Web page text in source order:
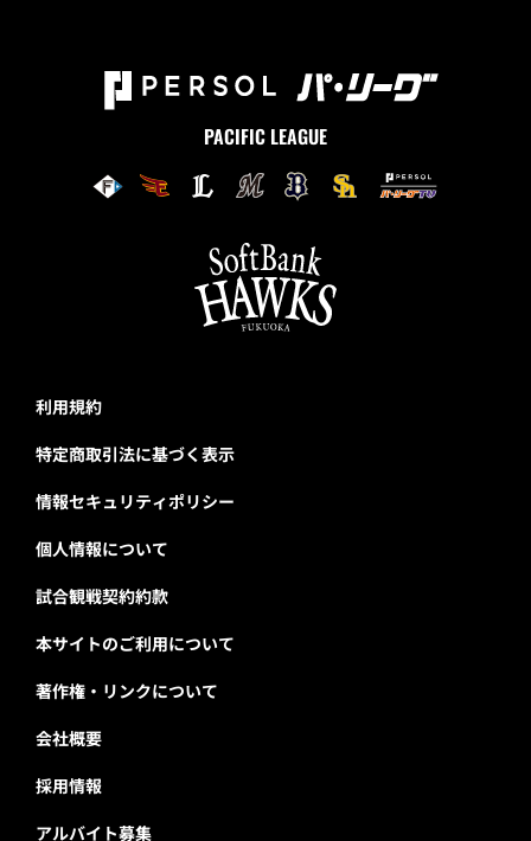
PACIFIC LEAGUE
利用規約
特定商取引法に基づく表示
情報セキュリティポリシー
個人情報について
試合観戦契約約款
本サイトのご利用について
著作権・リンクについて
会社概要
採用情報
アルバイト募集